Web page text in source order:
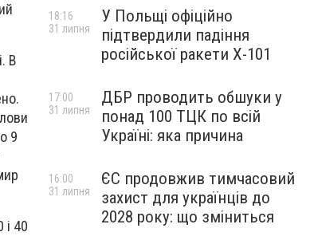
В
9
і 40
У Польщі офіційно
підтвердили падіння
російської ракети Х-101
18:16
31 липня
ДБР проводить обшуки у
понад 100 ТЦК по всій
Україні: яка причина
17:00
31 липня
ЄС продовжив тимчасовий
захист для українців до
2028 року: що зміниться
16:00
31 липня